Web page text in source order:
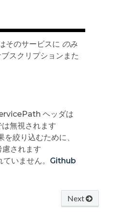
そのサービスに のみ
スクリプションまた
ヘッダは
無視されます
絞り込むために、
されます
いません。 Github
Next